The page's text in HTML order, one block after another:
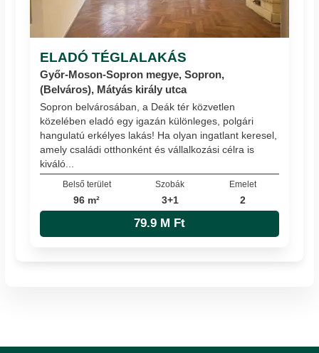
ELADÓ TÉGLALAKÁS
Győr-Moson-Sopron megye, Sopron,
(Belváros), Mátyás király utca
Sopron belvárosában, a Deák tér közvetlen
közelében eladó egy igazán különleges, polgári
hangulatú erkélyes lakás! Ha olyan ingatlant keresel,
amely családi otthonként és vállalkozási célra is
kiváló...
Belső terület
96 m²
Szobák
3+1
Emelet
2
79.9 M Ft